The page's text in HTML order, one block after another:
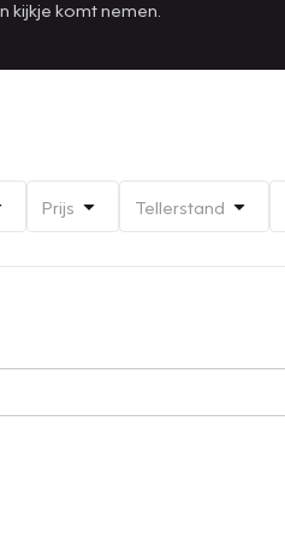
kijkje komt nemen.
Prijs Tellerstand